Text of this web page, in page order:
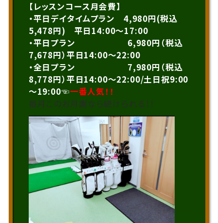
【レッスンコース月会費】
・平日デイタイムプラン 4,980円(税込
5,478円) 平日14:00～17:00
・平日プラン 6,980円（税込
7,678円）平日14:00～22:00
・全日プラン 7,980円（税込
8,778円）平日14:00～22:00/土日祝9:00
～19:00☜一番人気！！
毎月このお月謝なら続けられる！！